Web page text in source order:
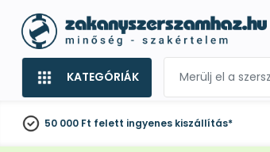
KATEGÓRIÁK
50 000 Ft felett ingyenes kiszállítás*